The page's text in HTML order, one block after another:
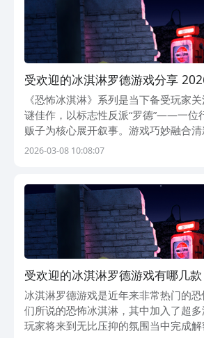
受欢迎的冰淇淋罗德游戏分享
淇淋罗德手游安卓下载推荐
《恐怖冰淇淋》系列是当下备受玩家
谜佳作，以标志性反派“罗德”——一位
贩子为核心展开叙事。游戏巧妙融合
阴森压抑的氛围营造，通过精心构建的
2026-03-08 10:08:07
受欢迎的冰淇淋罗德游戏有哪几
恐怖手游安卓下载推荐
冰淇淋罗德游戏是近年来非常热门的
们所说的恐怖冰淇淋，其中加入了超多
玩家将来到无比压抑的氛围当中完成